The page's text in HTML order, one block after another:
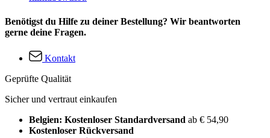
Benötigst du Hilfe zu deiner Bestellung? Wir beantworten
gerne deine Fragen.
Kontakt
Geprüfte Qualität
Sicher und vertraut einkaufen
Belgien: Kostenloser Standardversand ab € 54,90
Kostenloser Rückversand